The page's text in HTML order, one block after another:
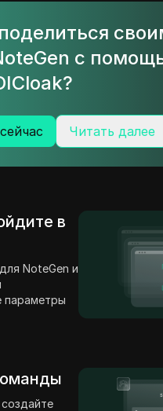
с
Читать далее
в
NoteGen и
параметры